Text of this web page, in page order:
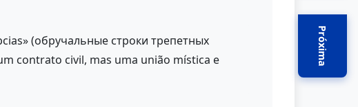
Próxima
(обручальные строки трепетных
contrato civil, mas uma união mística e